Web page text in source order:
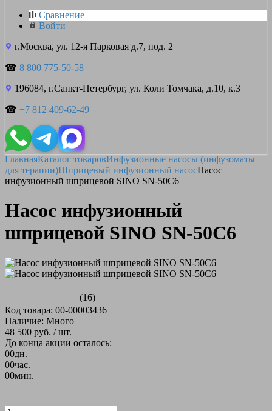
Сравнение
Войти
г.Москва, ул. 12-я Парковая д.7, под. 2
☎ 8 800 775-50-58
196084, г.Санкт-Петербург, ул. Коли Томчака, д.10, к.3
☎ +7 812 409-62-49
ГлавнаяКаталог товаровИнфузионные насосы (инфузоматы
для терапии)Шприцевый инфузионный насосНасос
инфузионный шприцевой SINO SN-50C6
Насос инфузионный
шприцевой SINO SN-50C6
(16)
Код товара: 00-00003436
Наличие: Много
48 500 руб. / шт.
До конца акции осталось:
00дн.
00час.
00мин.